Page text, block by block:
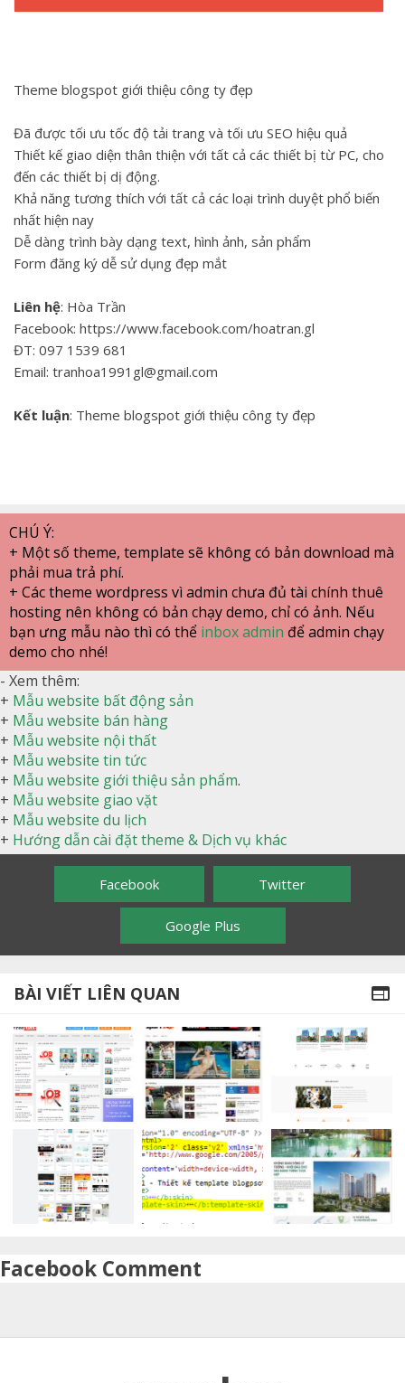
Theme blogspot giới thiệu công ty đẹp
Đã được tối ưu tốc độ tải trang và tối ưu SEO hiệu quả
Thiết kế giao diện thân thiện với tất cả các thiết bị từ PC, cho
đến các thiết bị dị động.
Khả năng tương thích với tất cả các loại trình duyệt phổ biến
nhất hiện nay
Dễ dàng trình bày dạng text, hình ảnh, sản phẩm
Form đăng ký dễ sử dụng đẹp mắt
Liên hệ: Hòa Trần
Facebook: https://www.facebook.com/hoatran.gl
ĐT: 097 1539 681
Email: tranhoa1991gl@gmail.com
Kết luận: Theme blogspot giới thiệu công ty đẹp
CHÚ Ý:
+ Một số theme, template sẽ không có bản download mà
phải mua trả phí.
+ Các theme wordpress vì admin chưa đủ tài chính thuê
hosting nên không có bản chạy demo, chỉ có ảnh. Nếu
bạn ưng mẫu nào thì có thể inbox admin để admin chạy
demo cho nhé!
- Xem thêm:
+ Mẫu website bất động sản
+ Mẫu website bán hàng
+ Mẫu website nội thất
+ Mẫu website tin tức
+ Mẫu website giới thiệu sản phẩm.
+ Mẫu website giao vặt
+ Mẫu website du lịch
+ Hướng dẫn cài đặt theme & Dịch vụ khác
Facebook Twitter
Google Plus
BÀI VIẾT LIÊN QUAN 
Facebook Comment